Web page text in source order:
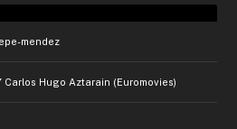
mendez
Carlos Hugo Aztarain (Euromovies)